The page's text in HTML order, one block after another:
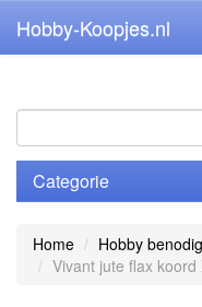
Hobby-Koopjes.nl
Categorie
Home Hobby
Vivant jute flax koord